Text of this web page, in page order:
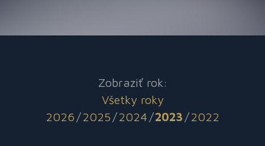
Zobraziť rok:
Všetky roky
2026 /2025 /2024/2023 /2022